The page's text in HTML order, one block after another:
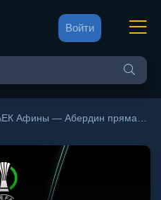
Войти
— Абердин прямая трансляция 23 октября 2025